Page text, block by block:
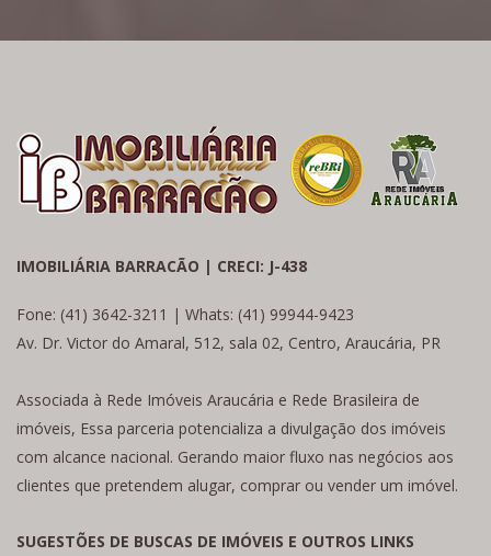
IMOBILIÁRIA BARRACÃO | CRECI: J-438
Fone: (41) 3642-3211 | Whats: (41) 99944-9423
Av. Dr. Victor do Amaral, 512, sala 02, Centro, Araucária, PR
Associada à Rede Imóveis Araucária e Rede Brasileira de
imóveis, Essa parceria potencializa a divulgação dos imóveis
com alcance nacional. Gerando maior fluxo nas negócios aos
clientes que pretendem alugar, comprar ou vender um imóvel.
SUGESTÕES DE BUSCAS DE IMÓVEIS E OUTROS LINKS